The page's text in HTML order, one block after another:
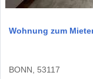
Wohnung zum
BONN, 53117